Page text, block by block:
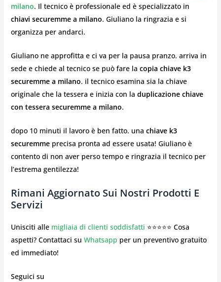
milano. Il tecnico è professionale ed è specializzato in
chiavi securemme a milano. Giuliano la ringrazia e si
organizza per andarci.
Giuliano ne approfitta e ci va per la pausa pranzo. arriva in
sede e chiede al tecnico se può fare la copia chiave k3
securemme a milano. il tecnico esamina sia la chiave
originale che la tessera e inizia con la duplicazione chiave
con tessera securemme a milano.
dopo 10 minuti il lavoro è ben fatto. una chiave k3
securemmeprecisa pronta ad essere usata! Giuliano è
contento di non aver perso tempo e ringrazia il tecnico per
l’estrema gentilezza!
Rimani Aggiornato Sui Nostri Prodotti E
Servizi
Unisciti alle migliaia di clienti soddisfatti ⭐⭐⭐⭐⭐ Cosa
aspetti? Contattaci su Whatsapp per un preventivo gratuito
ed immediato!
Seguici su